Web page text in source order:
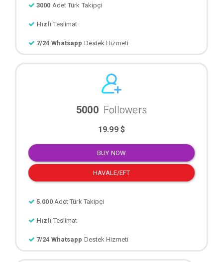
3000 Adet Türk Takipçi
Hızlı Teslimat
7/24 Whatsapp Destek Hizmeti
5000 Followers
19.99 $
BUY NOW
HAVALE/EFT
5.000 Adet Türk Takipçi
Hızlı Teslimat
7/24 Whatsapp Destek Hizmeti